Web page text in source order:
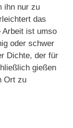
ihn nur zu
das
Arbeit ist umso
oder schwer
Dichte, der für
gießen
Ort zu